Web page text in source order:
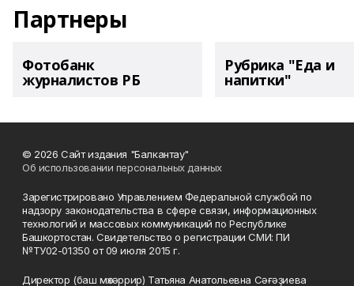
Партнеры
Фотобанк
журналистов РБ
Рубрика "Еда и
напитки"
© 2026 Сайт издания "Балкантау"
Об использовании персональных данных
Зарегистрировано Управлением Федеральной службой по
надзору законодательства в сфере связи, информационных
технологий и массовых коммуникаций по Республике
Башкортостан. Свидетельство о регистрации СМИ: ПИ
№ТУ02-01350 от 09 июля 2015 г.
Директор (баш мөхәррир) Татьяна Анатольевна Сәғәҙиева